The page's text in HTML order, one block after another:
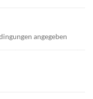
angegeben